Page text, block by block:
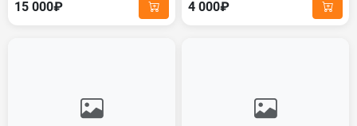
15 000₽ 4 000₽